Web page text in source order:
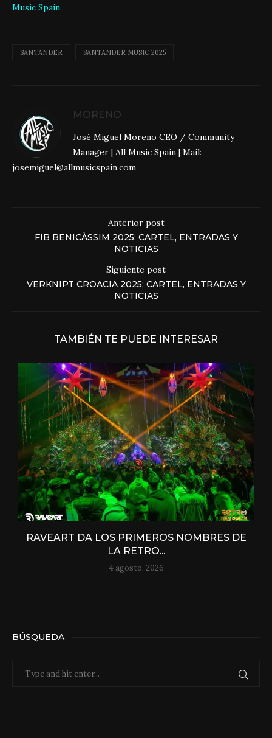
Music Spain.
SANTANDER SANTANDER MUSIC 2025
MORENO
José Miguel Moreno CEO / Community
Manager | All Music Spain | Mail:
josemiguel@allmusicspain.com
Anterior post
FIB BENICÀSSIM 2025: CARTEL, ENTRADAS Y
NOTICIAS
Siguiente post
VERKNIPT CROACIA 2025: CARTEL, ENTRADAS Y
NOTICIAS
TAMBIÉN TE PUEDE INTERESAR
RAVEART DA LOS PRIMEROS NOMBRES DE
LA RETRO...
4 agosto, 2026
BÚSQUEDA